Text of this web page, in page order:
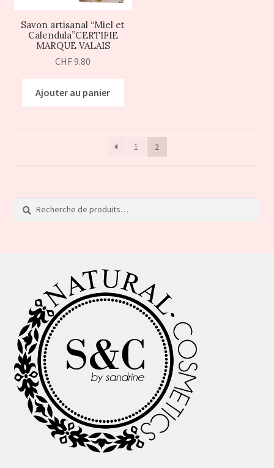
Savon artisanal “Miel et
Calendula”CERTIFIE
MARQUE VALAIS
CHF9.80
Ajouter au panier
1 2
Recherche
pour :
Recherche